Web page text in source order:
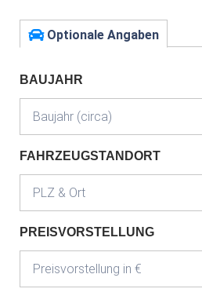
Optionale Angaben
BAUJAHR
FAHRZEUGSTANDORT
PREISVORSTELLUNG